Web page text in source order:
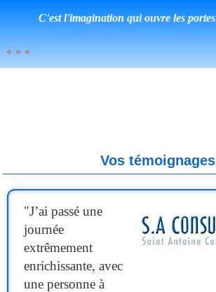
C'est l'imagination qui ouvre les portes
Vos témoignages
"J’ai passé une
journée
extrêmement
enrichissante, avec
une personne à